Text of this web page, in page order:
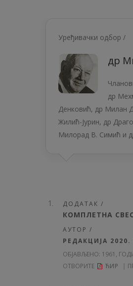
Уређивачки одбор /
др
др
Денковић, др Милан
Жилић-Јурин, др
Милорад В. Симић и
ДОДАТАК /
КОМПЛЕТНА
АУТОР /
РЕДАКЦИЈА
ОБЈАВЉЕНО: 1961,
ОТВОРИТЕ
ЋИР